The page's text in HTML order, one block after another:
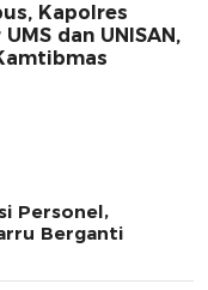
Kapolres
dan UNISAN,
Personel,
Berganti